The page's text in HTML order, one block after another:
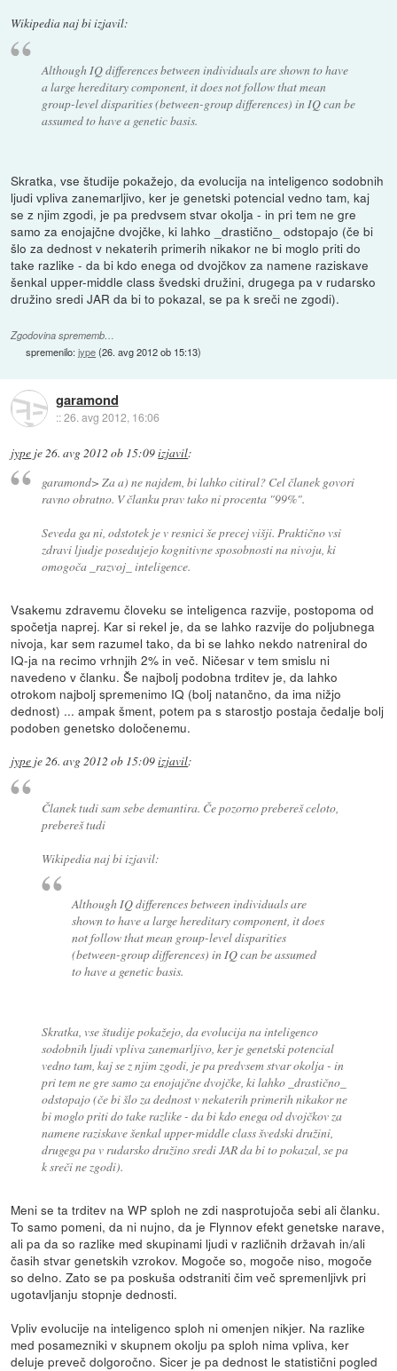
Wikipedia naj bi izjavil:
Although IQ differences between individuals are shown to have
a large hereditary component, it does not follow that mean
group-level disparities (between-group differences) in IQ can be
assumed to have a genetic basis.
Skratka, vse študije pokažejo, da evolucija na inteligenco sodobnih
ljudi vpliva zanemarljivo, ker je genetski potencial vedno tam, kaj
se z njim zgodi, je pa predvsem stvar okolja - in pri tem ne gre
samo za enojajčne dvojčke, ki lahko _drastično_ odstopajo (če bi
šlo za dednost v nekaterih primerih nikakor ne bi moglo priti do
take razlike - da bi kdo enega od dvojčkov za namene raziskave
šenkal upper-middle class švedski družini, drugega pa v rudarsko
družino sredi JAR da bi to pokazal, se pa k sreči ne zgodi).
Zgodovina sprememb…
spremenilo:jype(26. avg 2012 ob 15:13)
garamond
::26. avg 2012, 16:06
jype je26. avg 2012 ob 15:09izjavil:
garamond> Za a) ne najdem, bi lahko citiral? Cel članek govori
ravno obratno. V članku prav tako ni procenta "99%".
Seveda ga ni, odstotek je v resnici še precej višji. Praktično vsi
zdravi ljudje posedujejo kognitivne sposobnosti na nivoju, ki
omogoča _razvoj_ inteligence.
Vsakemu zdravemu človeku se inteligenca razvije, postopoma od
spočetja naprej. Kar si rekel je, da se lahko razvije do poljubnega
nivoja, kar sem razumel tako, da bi se lahko nekdo natreniral do
IQ-ja na recimo vrhnjih 2% in več. Ničesar v tem smislu ni
navedeno v članku. Še najbolj podobna trditev je, da lahko
otrokom najbolj spremenimo IQ (bolj natančno, da ima nižjo
dednost) ... ampak šment, potem pa s starostjo postaja čedalje bolj
podoben genetsko določenemu.
jype je26. avg 2012 ob 15:09izjavil:
Članek tudi sam sebe demantira. Če pozorno prebereš celoto,
prebereš tudi
Wikipedia naj bi izjavil:
Although IQ differences between individuals are
shown to have a large hereditary component, it does
not follow that mean group-level disparities
(between-group differences) in IQ can be assumed
to have a genetic basis.
Skratka, vse študije pokažejo, da evolucija na inteligenco
sodobnih ljudi vpliva zanemarljivo, ker je genetski potencial
vedno tam, kaj se z njim zgodi, je pa predvsem stvar okolja - in
pri tem ne gre samo za enojajčne dvojčke, ki lahko _drastično_
odstopajo (če bi šlo za dednost v nekaterih primerih nikakor ne
bi moglo priti do take razlike - da bi kdo enega od dvojčkov za
namene raziskave šenkal upper-middle class švedski družini,
drugega pa v rudarsko družino sredi JAR da bi to pokazal, se pa
k sreči ne zgodi).
Meni se ta trditev na WP sploh ne zdi nasprotujoča sebi ali članku.
To samo pomeni, da ni nujno, da je Flynnov efekt genetske narave,
ali pa da so razlike med skupinami ljudi v različnih državah in/ali
časih stvar genetskih vzrokov. Mogoče so, mogoče niso, mogoče
so delno. Zato se pa poskuša odstraniti čim več spremenljivk pri
ugotavljanju stopnje dednosti.
Vpliv evolucije na inteligenco sploh ni omenjen nikjer. Na razlike
med posamezniki v skupnem okolju pa sploh nima vpliva, ker
deluje preveč dolgoročno. Sicer je pa dednost le statistični pogled